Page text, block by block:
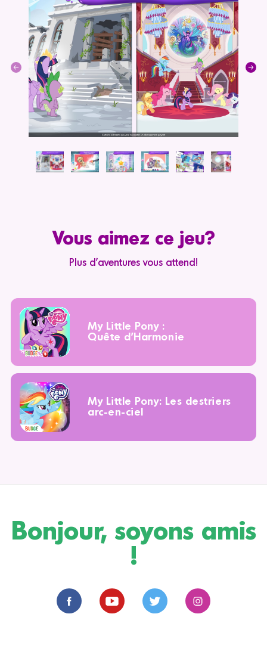
Vous aimez ce jeu?
Plus d'aventures vous attend!
My Little Pony :
Quête d'Harmonie
My Little Pony: Les destriers
arc-en-ciel
Bonjour, soyons amis
!